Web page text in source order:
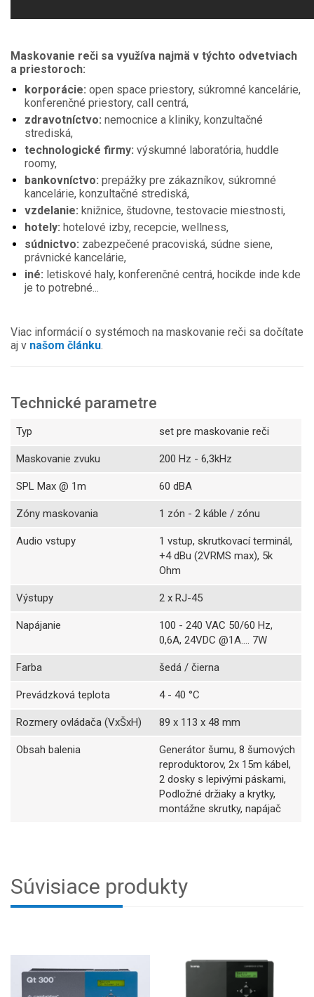
Maskovanie reči sa využíva najmä v týchto odvetviach
a priestoroch:
korporácie: open space priestory, súkromné kancelárie,
konferenčné priestory, call centrá,
zdravotníctvo: nemocnice a kliniky, konzultačné
strediská,
technologické firmy: výskumné laboratória, huddle
roomy,
bankovníctvo: prepážky pre zákazníkov, súkromné
kancelárie, konzultačné strediská,
vzdelanie: knižnice, študovne, testovacie miestnosti,
hotely: hotelové izby, recepcie, wellness,
súdnictvo: zabezpečené pracoviská, súdne siene,
právnické kancelárie,
iné: letiskové haly, konferenčné centrá, hocikde inde kde
je to potrebné...
Viac informácií o systémoch na maskovanie reči sa dočítate
aj v našom článku.
Technické parametre
Typ set pre maskovanie reči
Maskovanie zvuku 200 Hz - 6,3kHz
SPL Max @ 1m 60 dBA
Zóny maskovania 1 zón - 2 káble / zónu
Audio vstupy
1 vstup, skrutkovací terminál,
+4 dBu (2VRMS max), 5k
Ohm
Výstupy 2 x RJ-45
Napájanie
100 - 240 VAC 50/60 Hz,
0,6A, 24VDC @1A.... 7W
Farba šedá / čierna
Prevádzková teplota 4 - 40 °C
Rozmery ovládača (VxŠxH) 89 x 113 x 48 mm
Obsah balenia
Generátor šumu, 8 šumových
reproduktorov, 2x 15m kábel,
2 dosky s lepivými páskami,
Podložné držiaky a krytky,
montážne skrutky, napájač
Súvisiace produkty